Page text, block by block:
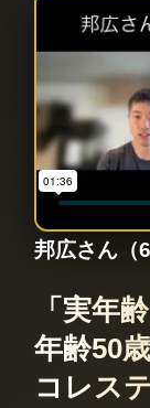
邦広さん（
「実年
年齢50
コレス